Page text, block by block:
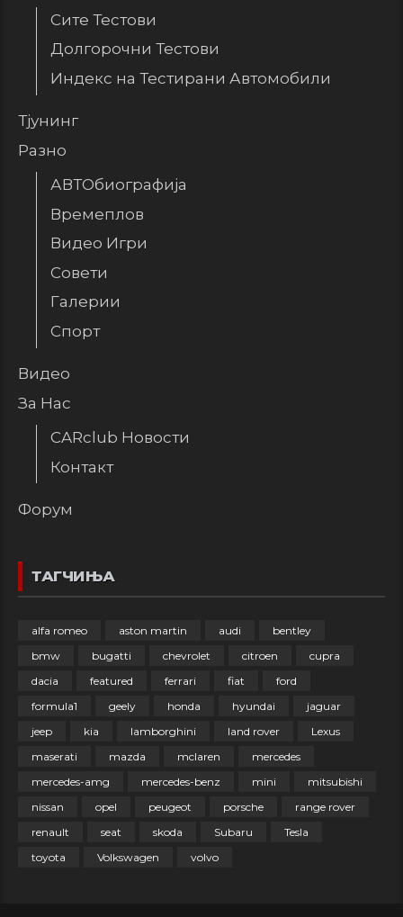
Сите Тестови
Долгорочни Тестови
Индекс на Тестирани Автомобили
Тјунинг
Разно
АВТОбиографија
Времеплов
Видео Игри
Совети
Галерии
Спорт
Видео
За Нас
CARclub Новости
Контакт
Форум
ТАГЧИЊА
alfa romeo aston martin audi
bentley
bmw
bugatti chevrolet citroen
cupra
dacia
featured ferrari fiat
ford
formula1
geely honda hyundai
jaguar
jeep
kia lamborghini land rover
Lexus
maserati
mazda mclaren
mercedes
mercedes-amg
mercedes-benz mini
mitsubishi
nissan
opel peugeot porsche
range rover
renault
seat skoda Subaru
Tesla
toyota
Volkswagen volvo